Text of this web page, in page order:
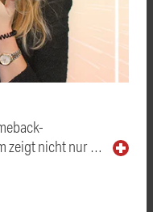
zeigt nicht nur …